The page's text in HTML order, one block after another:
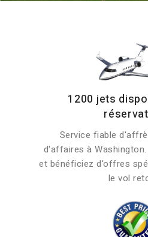
1200 jets
Service fiable
d'affaires à
et bénéficiez d'offres
le vol